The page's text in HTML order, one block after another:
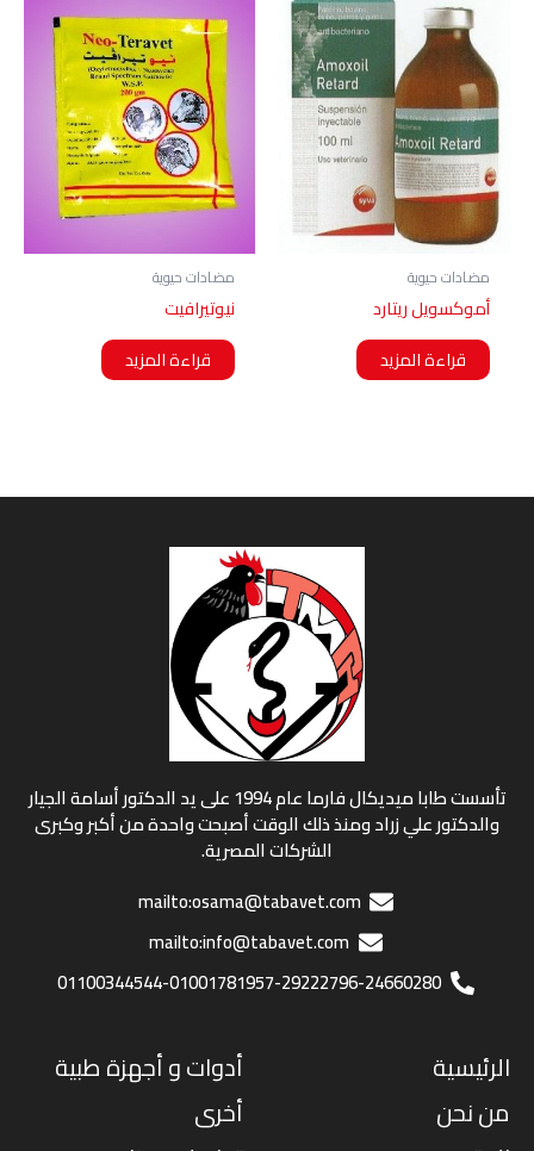
مضادات حيوية
أموكسويل ريتارد
قراءة المزيد
مضادات حيوية
نيوتيرافيت
قراءة المزيد
تأسست طابا ميديكال فارما عام 1994 على يد الدكتور أسامة الجيار
والدكتور علي زراد ومنذ ذلك الوقت أصبحت واحدة من أكبر وكبرى
الشركات المصرية.
mailto:osama@tabavet.com
mailto:info@tabavet.com
01100344544-01001781957-29222796-24660280
الرئيسية
من نحن
أدوات و أجهزة طبية
أخرى